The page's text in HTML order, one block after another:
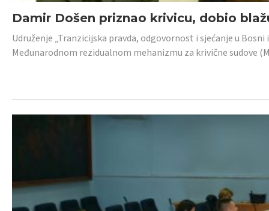
Damir Došen priznao krivicu, dobio
Udruženje „Tranzicijska pravda, odgovornost i sjećanje u
Međunarodnom rezidualnom mehanizmu za krivične sudove